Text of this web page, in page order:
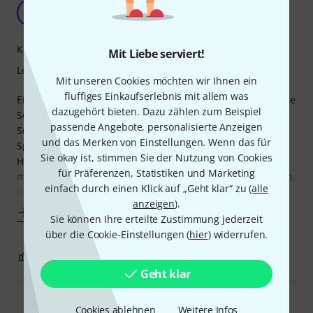
Mit Liebe serviert!
Mit unseren Cookies möchten wir Ihnen ein
fluffiges Einkaufserlebnis mit allem was
dazugehört bieten. Dazu zählen zum Beispiel
passende Angebote, personalisierte Anzeigen
und das Merken von Einstellungen. Wenn das für
Sie okay ist, stimmen Sie der Nutzung von Cookies
für Präferenzen, Statistiken und Marketing
einfach durch einen Klick auf „Geht klar“ zu (alle
anzeigen).
Sie können Ihre erteilte Zustimmung jederzeit
über die Cookie-Einstellungen (hier) widerrufen.
Geht klar
Cookies ablehnen Weitere Infos
S.Saito 23.01.2020
Eine Klavierschule, speziell für jugendliche und erwachsene
Schüler geschrieben. Dieses Buch hier ist an französische
Schüler gerichtet, da sämtliche Texte in französischer
Sprache geschrieben sind. Es ist aber die exakte
Herausgabe der deutschen Klavierschule " Klavier spielen-
mein schönstes Hobby", Band 1 von Hans-Günter Heumann.
Ich verwende diese Schule sehr
Mehr anzeigen
Kompetenz
Lernfaktor